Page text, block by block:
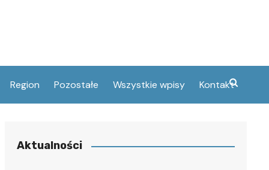
Region Pozostałe Wszystkie wpisy Kontakt
Aktualności